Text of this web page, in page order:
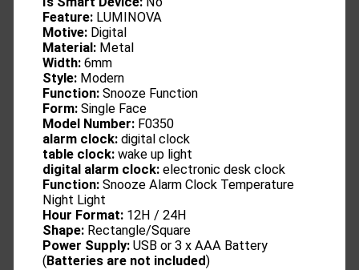
Feature: LUMINOVA
Motive: Digital
Material: Metal
Width: 6mm
Style: Modern
Function: Snooze Function
Form: Single Face
Model Number: F0350
alarm clock: digital clock
table clock: wake up light
digital alarm clock: electronic desk clock
Function: Snooze Alarm Clock Temperature
Night Light
Hour Format: 12H / 24H
Shape: Rectangle/Square
Power Supply: USB or 3 x AAA Battery
(Batteries are not included)